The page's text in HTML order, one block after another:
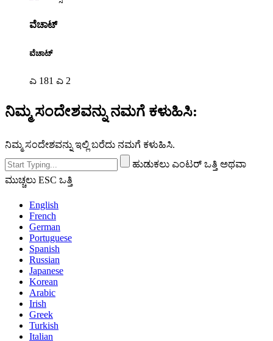
ವೆಚಾಟ್
ವೆಚಾಟ್
ಎ 181 ಎ 2
ನಿಮ್ಮ ಸಂದೇಶವನ್ನು ನಮಗೆ ಕಳುಹಿಸಿ:
ನಿಮ್ಮ ಸಂದೇಶವನ್ನು ಇಲ್ಲಿ ಬರೆದು ನಮಗೆ ಕಳುಹಿಸಿ.
ಹುಡುಕಲು ಎಂಟರ್ ಒತ್ತಿ ಅಥವಾ
ಮುಚ್ಚಲು ESC ಒತ್ತಿ
English
French
German
Portuguese
Spanish
Russian
Japanese
Korean
Arabic
Irish
Greek
Turkish
Italian